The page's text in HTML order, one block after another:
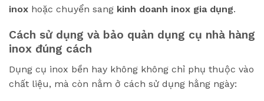
inox hoặc chuyển sang kinh doanh inox gia dụng.
Cách sử dụng và bảo quản dụng cụ nhà hàng
inox đúng cách
Dụng cụ inox bền hay không không chỉ phụ thuộc vào
chất liệu, mà còn nằm ở cách sử dụng hằng ngày: